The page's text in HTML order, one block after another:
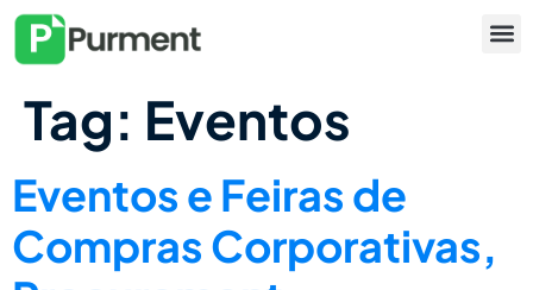
Tag: Eventos
Eventos e Feiras de
Compras Corporativas,